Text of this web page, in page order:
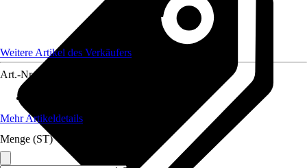
Weitere Artikel des Verkäufers
Art.-Nr.
Mehr Artikeldetails
Menge (ST)